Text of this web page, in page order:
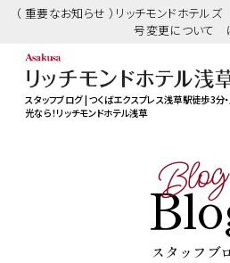
（ 重要なお知らせ ）リッチモンドホテル
号変更について
スタッフブログ | つくばエクスプレス浅草駅徒歩3分
光なら！リッチモンドホテル浅草
Blog
スタッフブ